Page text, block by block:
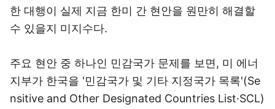
한 대행이 실제 지금 한미 간 현안을 원만히 해결할
수 있을지 미지수다.
주요 현안 중 하나인 민감국가 문제를 보면, 미 에너
지부가 한국을 '민감국가 및 기타 지정국가 목록'(Se
nsitive and Other Designated Countries List·SCL)